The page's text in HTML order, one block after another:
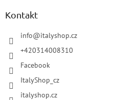
Kontakt
info@italyshop.cz
+420314008310
Facebook
ItalyShop_cz
italyshop.cz